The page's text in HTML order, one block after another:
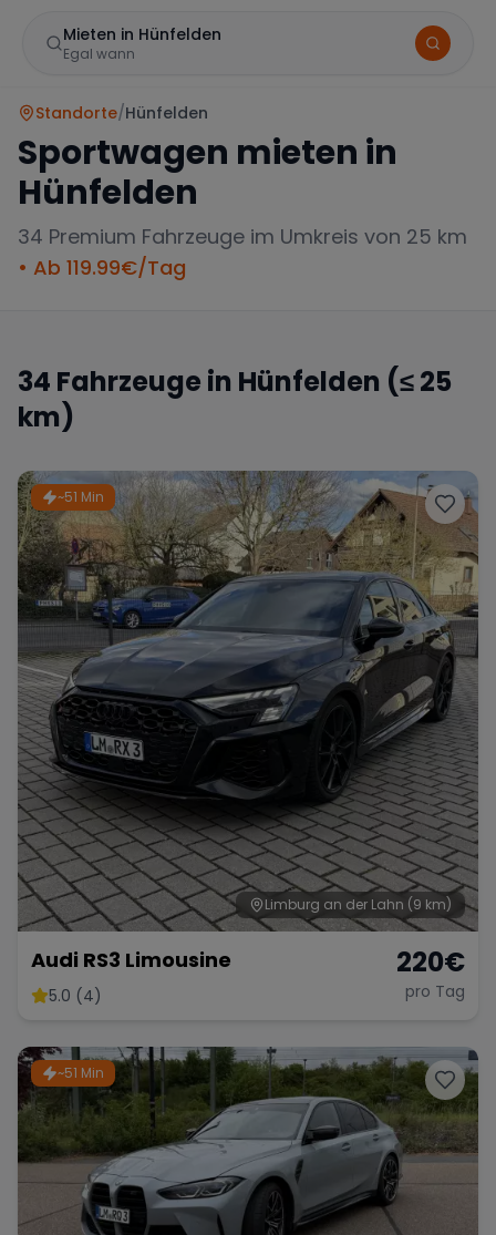
Mieten in Hünfelden
Egal wann
Porsche Lamborghini Ferrari
McLaren Ford Jaguar
Tesla Chevrolet Dodge
Bentley Rolls Royce Aston Martin
Bugatti Maserati
Range Rover Corvette
Wann
Zeitraum wählen
Standorte/Hünfelden
Sportwagen mieten in
Hünfelden
34 Premium Fahrzeuge im Umkreis von 25 km
• Ab 119.99€/Tag
34 Fahrzeuge in Hünfelden (≤ 25
km)
~51 Min
Limburg an der Lahn (9 km)
Audi RS3 Limousine
5.0 (4)
220€
pro Tag
~51 Min